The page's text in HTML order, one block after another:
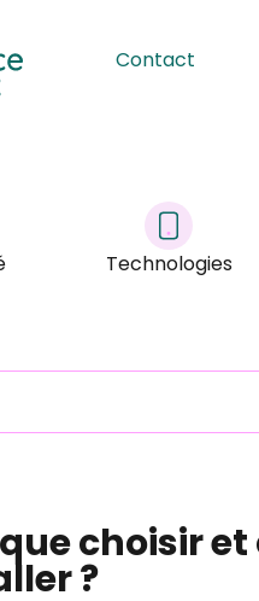
Contact
Technologies
choisir
?